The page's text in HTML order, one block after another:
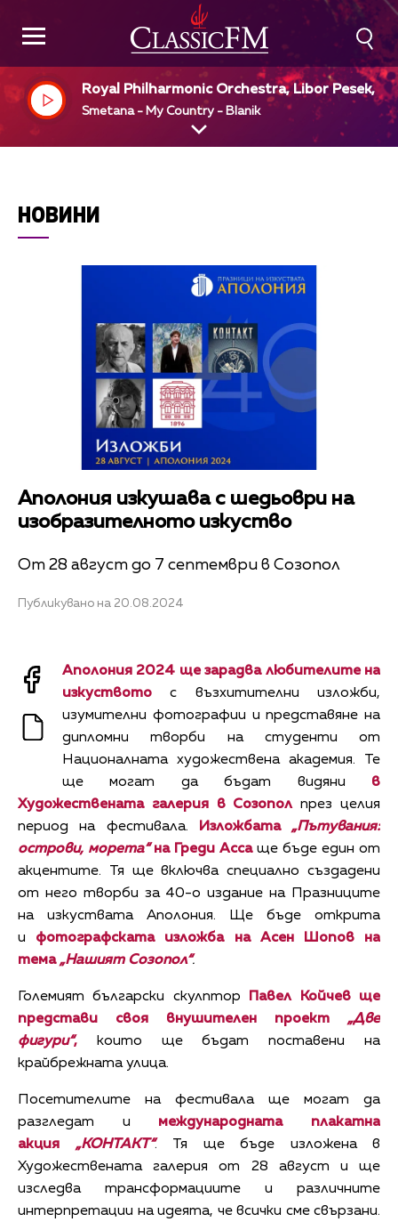
Royal Philharmonic Orchestra, Libor Pesek, dir
Smetana - My Country - Blanik
НОВИНИ
Аполония изкушава с шедьоври на
изобразителното изкуство
От 28 август до 7 септември в Созопол
Публикувано на 20.08.2024
Аполония 2024 ще зарадва любителите на
изкуствотос възхитителни изложби,
изумителни фотографии и представяне на
дипломни творби на студенти от
Националната художествена академия. Те
ще могат да бъдат видяни в
Художествената галерия в Созополпрез целия
период на фестивала.
Изложбата „Пътувания:
острови, морета“ на Греди Ассаще бъде един от
акцентите. Тя ще включва специално създадени
от него творби за 40-о издание на Празниците
на изкуствата Аполония. Ще бъде открита
и фотографската изложба на Асен Шопов на
тема„Нашият Созопол“.
Големият български скулптор
Павел Койчев ще
представи своя внушителен проект „Две
фигури“, които ще бъдат поставени на
крайбрежната улица.
Посетителите на фестивала ще могат да
разгледат и международната плакатна
акция „КОНТАКТ“. Тя ще бъде изложена в
Художествената галерия от 28 август и ще
изследва трансформациите и различните
интерпретации на идеята, че всички сме свързани.